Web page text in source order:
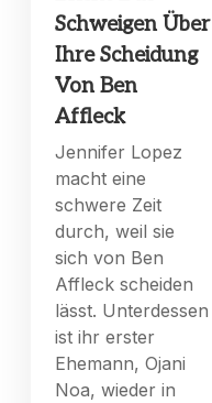
Schweigen Über
Ihre Scheidung
Von Ben
Affleck
Jennifer Lopez
macht eine
schwere Zeit
durch, weil sie
sich von Ben
Affleck scheiden
lässt. Unterdessen
ist ihr erster
Ehemann, Ojani
Noa, wieder in